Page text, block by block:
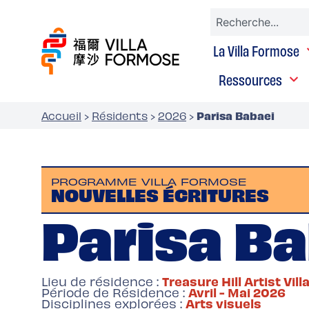
La Villa Formose
Ressources
Accueil › Résidents › 2026 › Parisa Babaei
PROGRAMME VILLA FORMOSE
NOUVELLES ÉCRITURES
Parisa
Lieu de résidence : Treasure Hill Artist
Période de Résidence : Avril - Mai 2026
Disciplines explorées : Arts visuels